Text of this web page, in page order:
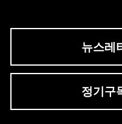
뉴스레
정기구